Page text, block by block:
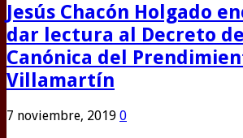
Jesús Chacón Holgado
dar lectura al Decreto
Canónica del
Villamartín
7 noviembre, 2019 0